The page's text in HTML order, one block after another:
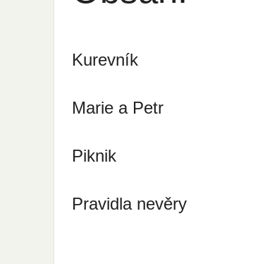
Kurevník
Marie a Petr
Piknik
Pravidla nevěry